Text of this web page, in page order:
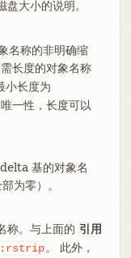
盘大小的说明。
名称的非明确缩
长度的对象名称
小长度为
一性，长度可以
基的对象名
为零）。
称。与上面的 引用
:rstrip 。 此外，